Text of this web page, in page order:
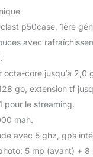
p50case, 1ère
avec
octa-core jusqu’à 2,0
go, extension tf
pour le streaming.
mah.
avec 5 ghz, gps
5 mp (avant) + 8